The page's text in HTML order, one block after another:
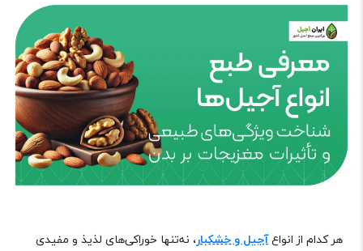
هر کدام از انواعآجیل‌ و خشکبار، نه‌تنها خوراکی‌های لذیذ و مفیدی